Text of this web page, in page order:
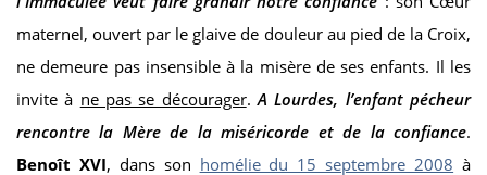
maternel, ouvert par le glaive de douleur au pied de la Croix,
ne demeure pas insensible à la misère de ses enfants. Il les
invite à ne pas se décourager.A Lourdes, l’enfant pécheur
rencontre la Mère de la miséricorde et de la confiance.
Benoît XVI, dans son homélie du 15 septembre 2008 à